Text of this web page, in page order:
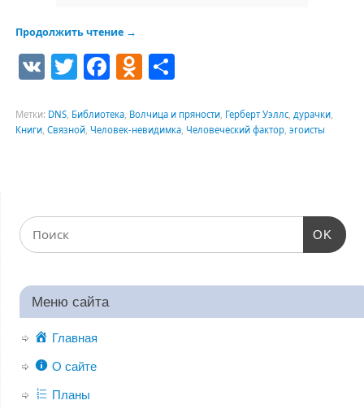
Продолжить чтение →
VKTwitter
Facebook
Odnoklassniki
Отправить
Метки: DNS, Библиотека, Волчица и пряности, Герберт Уэллс, дурачки,
Книги, Связной, Человек-невидимка, Человеческий фактор, эгоисты
OK
Меню сайта
Главная
О сайте
Планы